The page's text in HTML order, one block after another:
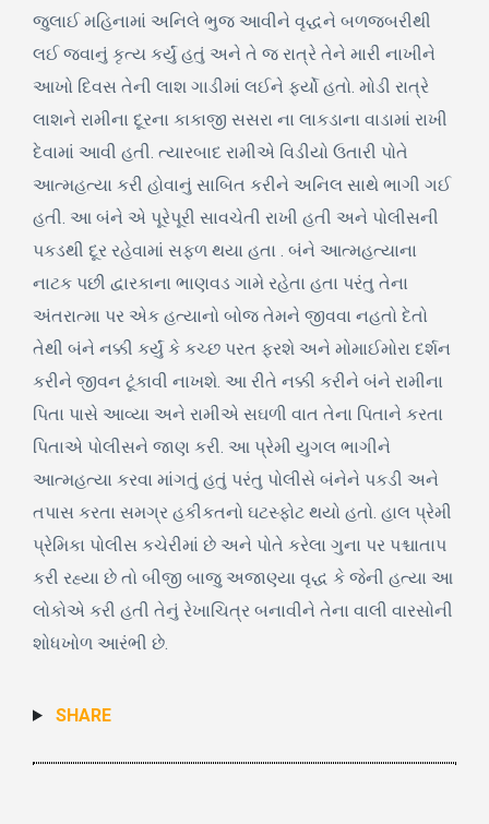
જુલાઈ મહિનામાં અનિલે ભુજ આવીને વૃદ્ધને બળજબરીથી
લઈ જવાનું કૃત્ય કર્યું હતું અને તે જ રાત્રે તેને મારી નાખીને
આખો દિવસ તેની લાશ ગાડીમાં લઈને ફર્યો હતો. મોડી રાત્રે
લાશને રામીના દૂરના કાકાજી સસરા ના લાકડાના વાડામાં રાખી
દેવામાં આવી હતી. ત્યારબાદ રામીએ વિડીયો ઉતારી પોતે
આત્મહત્યા કરી હોવાનું સાબિત કરીને અનિલ સાથે ભાગી ગઈ
હતી. આ બંને એ પૂરેપૂરી સાવચેતી રાખી હતી અને પોલીસની
પકડથી દૂર રહેવામાં સફળ થયા હતા . બંને આત્મહત્યાના
નાટક પછી દ્વારકાના ભાણવડ ગામે રહેતા હતા પરંતુ તેના
અંતરાત્મા પર એક હત્યાનો બોજ તેમને જીવવા નહતો દેતો
તેથી બંને નક્કી કર્યું કે કચ્છ પરત ફરશે અને મોમાઈમોરા દર્શન
કરીને જીવન ટૂંકાવી નાખશે. આ રીતે નક્કી કરીને બંને રામીના
પિતા પાસે આવ્યા અને રામીએ સઘળી વાત તેના પિતાને કરતા
પિતાએ પોલીસને જાણ કરી. આ પ્રેમી યુગલ ભાગીને
આત્મહત્યા કરવા માંગતું હતું પરંતુ પોલીસે બંનેને પકડી અને
તપાસ કરતા સમગ્ર હકીકતનો ઘટસ્ફોટ થયો હતો. હાલ પ્રેમી
પ્રેમિકા પોલીસ કચેરીમાં છે અને પોતે કરેલા ગુના પર પશ્ચાતાપ
કરી રહ્યા છે તો બીજી બાજુ અજાણ્યા વૃદ્ધ કે જેની હત્યા આ
લોકોએ કરી હતી તેનું રેખાચિત્ર બનાવીને તેના વાલી વારસોની
શોધખોળ આરંભી છે.
SHARE